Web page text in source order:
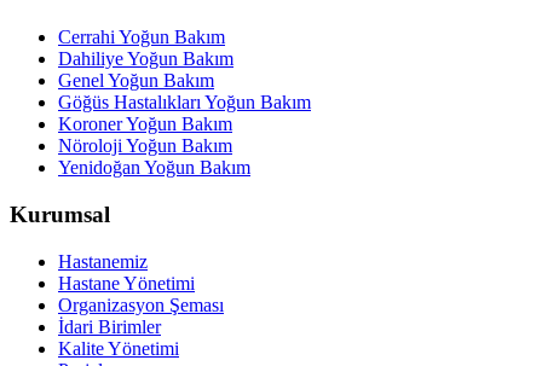
Cerrahi Yoğun Bakım
Dahiliye Yoğun Bakım
Genel Yoğun Bakım
Göğüs Hastalıkları Yoğun Bakım
Koroner Yoğun Bakım
Nöroloji Yoğun Bakım
Yenidoğan Yoğun Bakım
Kurumsal
Hastanemiz
Hastane Yönetimi
Organizasyon Şeması
İdari Birimler
Kalite Yönetimi